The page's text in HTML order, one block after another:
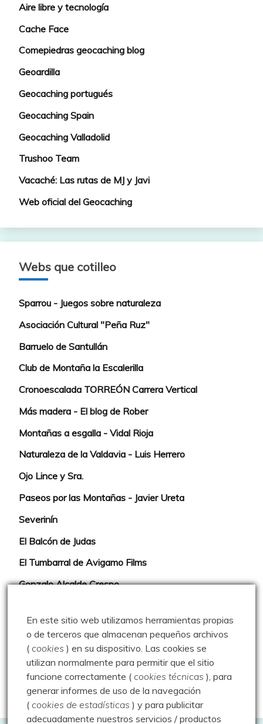
Aire libre y tecnología
Cache Face
Comepiedras geocaching blog
Geoardilla
Geocaching portugués
Geocaching Spain
Geocaching Valladolid
Trushoo Team
Vacaché: Las rutas de MJ y Javi
Web oficial del Geocaching
Webs que cotilleo
Sparrou - Juegos sobre naturaleza
Asociación Cultural "Peña Ruz"
Barruelo de Santullán
Club de Montaña la Escalerilla
Cronoescalada TORREÓN Carrera Vertical
Más madera - El blog de Rober
Montañas a esgalla - Vidal Rioja
Naturaleza de la Valdavia - Luis Herrero
Ojo Lince y Sra.
Paseos por las Montañas - Javier Ureta
Severinín
El Balcón de Judas
El Tumbarral de Avigamo Films
Gonzalo Alcalde Crespo
Montaña en libertad
Rutas y excursiones con niños
Valdeolea. Río Camesa, la vía azul
Aprendiz de sueños
En este sitio web utilizamos herramientas propias
o de terceros que almacenan pequeños archivos
(cookies ) en su dispositivo. Las cookies se
utilizan normalmente para permitir que el sitio
funcione correctamente (cookies técnicas ), para
generar informes de uso de la navegación
(cookies de estadísticas ) y para publicitar
adecuadamente nuestros servicios / productos